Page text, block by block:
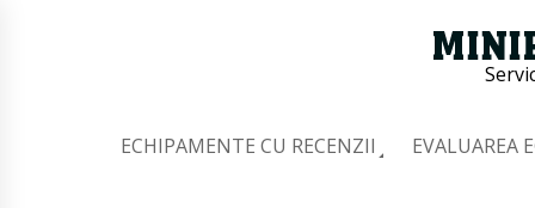
ECHIPAMENTE CU RECENZII EVALUAREA